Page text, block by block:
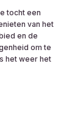
tocht een
van het
en de
om te
het weer het